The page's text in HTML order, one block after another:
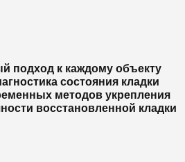
подход к каждому объекту
состояния кладки
методов укрепления
восстановленной кладки